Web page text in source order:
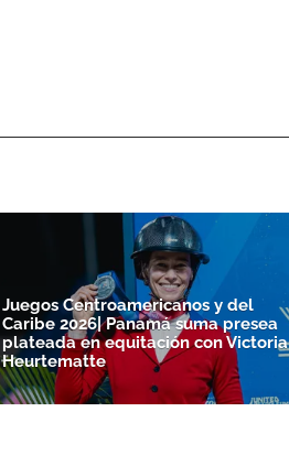
Juegos Centroamericanos y del
Caribe 2026| Panamá suma presea
plateada en equitación con Victoria
Heurtematte